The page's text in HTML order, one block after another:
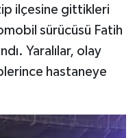
ilçesine gittikleri
sürücüsü Fatih
Yaralılar, olay
hastaneye